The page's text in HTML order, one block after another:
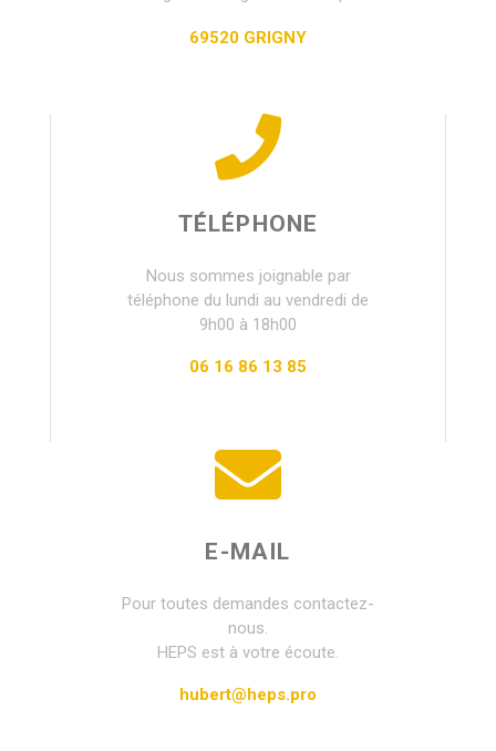
69520 GRIGNY
TÉLÉPHONE
Nous sommes joignable par
téléphone du lundi au vendredi de
9h00 à 18h00
06 16 86 13 85
E-MAIL
Pour toutes demandes contactez-
nous.
HEPS est à votre écoute.
hubert@heps.pro